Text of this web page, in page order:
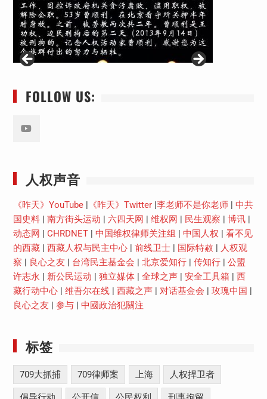
FOLLOW US:
人权声音
《昨天》YouTube| 《昨天》Twitter| 李老师不是你老师| 中共
国史料| 南方街头运动 六四天网 维权网 民生观察 博讯|
动态网
CHRDNET| 中国维权律师关注组 中国人权
看不见
的西藏| 西藏人权与民主中心| 前线卫士| 国际特赦
人权观
察
良心之友 台湾民主基金会 北京爱知行| 传知行| 公盟
许志永
新公民运动 独立媒体| 全球之声| 安全工具箱
西
藏行动中心| 维吾尔在线| 西藏之声| 对话基金会 玫瑰中国
良心之友
参与| 中國政治犯關注
标签
709大抓捕 709律师案 上海 人权捍卫者